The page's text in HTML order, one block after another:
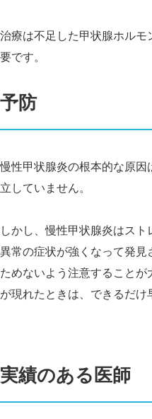
治療は不足した甲状腺ホル
要です。
予防
慢性甲状腺炎の根本的な原
立していません。
しかし、慢性甲状腺炎はスト
異常の症状が強くなって発
ためないよう注意すること
が現れたときは、できるだ
実績のある医師